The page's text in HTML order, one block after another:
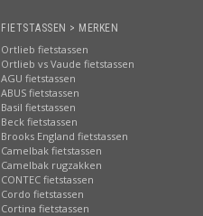
FIETSTASSEN > MERKEN
Ortlieb fietstassen
Ortlieb vs Vaude fietstassen
AGU fietstassen
ABUS fietstassen
Basil fietstassen
Beck fietstassen
Brooks England fietstassen
Camelbak fietstassen
Camelbak rugzakken
CONTEC fietstassen
Cordo fietstassen
Cortina fietstassen